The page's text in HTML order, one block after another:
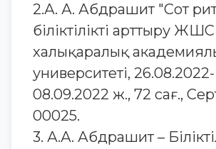
2.А. А. Абдрашит "Сот
біліктілікті арттыру
халықаралық
университеті, 26.08.2022-
08.09.2022 ж., 72 сағ.,
00025.
3. А.А. Абдрашит –